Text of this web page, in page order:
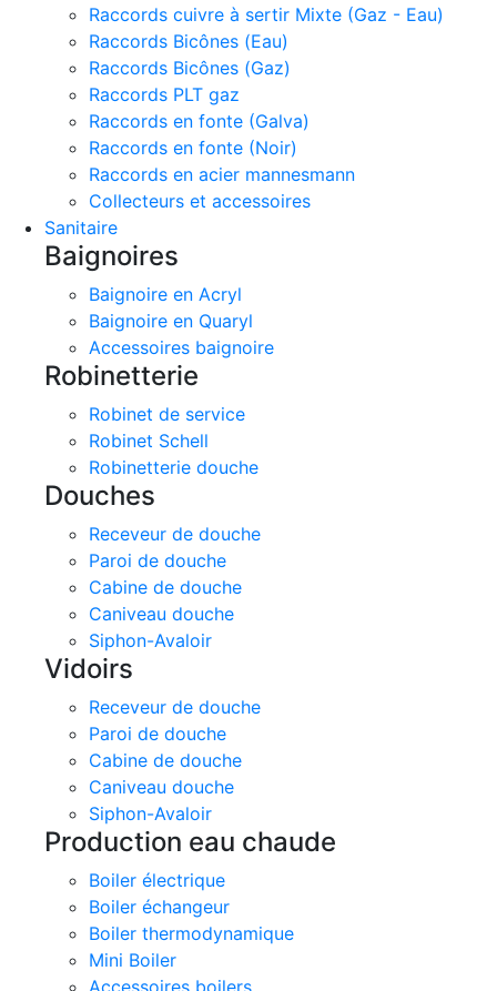
Raccords cuivre à sertir Mixte (Gaz - Eau)
Raccords Bicônes (Eau)
Raccords Bicônes (Gaz)
Raccords PLT gaz
Raccords en fonte (Galva)
Raccords en fonte (Noir)
Raccords en acier mannesmann
Collecteurs et accessoires
Sanitaire
Baignoires
Baignoire en Acryl
Baignoire en Quaryl
Accessoires baignoire
Robinetterie
Robinet de service
Robinet Schell
Robinetterie douche
Douches
Receveur de douche
Paroi de douche
Cabine de douche
Caniveau douche
Siphon-Avaloir
Vidoirs
Receveur de douche
Paroi de douche
Cabine de douche
Caniveau douche
Siphon-Avaloir
Production eau chaude
Boiler électrique
Boiler échangeur
Boiler thermodynamique
Mini Boiler
Accessoires boilers